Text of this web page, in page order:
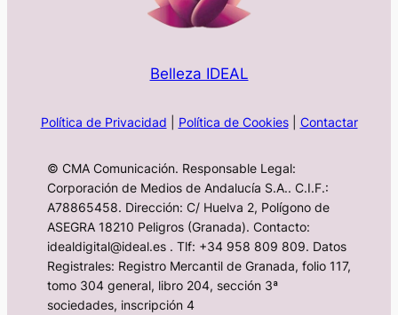
Belleza IDEAL
Política de Privacidad Política de Cookies| Contactar
© CMA Comunicación. Responsable Legal:
Corporación de Medios de Andalucía S.A.. C.I.F.:
A78865458. Dirección: C/ Huelva 2, Polígono de
ASEGRA 18210 Peligros (Granada). Contacto:
idealdigital@ideal.es . Tlf: +34 958 809 809. Datos
Registrales: Registro Mercantil de Granada, folio 117,
tomo 304 general, libro 204, sección 3ª
sociedades, inscripción 4